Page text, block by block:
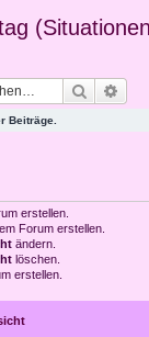
Suche
Beiträge.
erstellen.
Forum erstellen.
ändern.
löschen.
erstellen.